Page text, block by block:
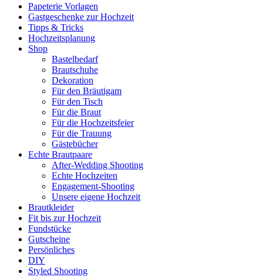
Papeterie Vorlagen
Gastgeschenke zur Hochzeit
Tipps & Tricks
Hochzeitsplanung
Shop
Bastelbedarf
Brautschuhe
Dekoration
Für den Bräutigam
Für den Tisch
Für die Braut
Für die Hochzeitsfeier
Für die Trauung
Gästebücher
Echte Brautpaare
After-Wedding Shooting
Echte Hochzeiten
Engagement-Shooting
Unsere eigene Hochzeit
Brautkleider
Fit bis zur Hochzeit
Fundstücke
Gutscheine
Persönliches
DIY
Styled Shooting